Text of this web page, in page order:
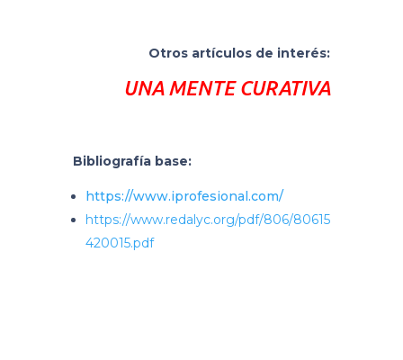
Otros artículos de interés:
UNA MENTE CURATIVA
Bibliografía base:
https://www.iprofesional.com/
https://www.redalyc.org/pdf/806/80615
420015.pdf